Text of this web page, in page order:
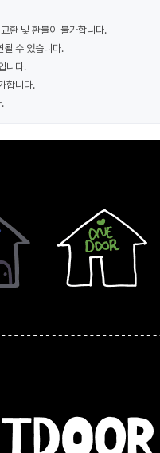
환 및 환불이 불가합니다.
될 수 있습니다.
니다.
합니다.